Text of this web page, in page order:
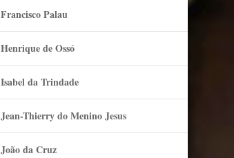
Francisco Palau
Henrique de Ossó
Isabel da Trindade
Jean-Thierry do Menino Jesus
João da Cruz